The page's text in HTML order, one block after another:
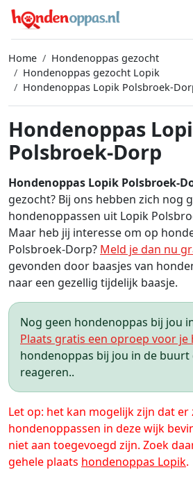
Home
Hondenoppas gezocht
Hondenoppas gezocht Lopik
Hondenoppas Lopik Polsbroek-
Hondenoppas
Polsbroek-Dorp
Hondenoppas Lopik Polsbroek-
gezocht? Bij ons hebben zich nog
hondenoppassen uit Lopik
Maar heb jij interesse om op
Polsbroek-Dorp? Meld je dan nu
gevonden door baasjes van
naar een gezellig tijdelijk baasje.
Nog geen hondenoppas bij jou
Plaats gratis een oproep voor je
hondenoppas bij jou in de buurt
reageren..
Let op: het kan mogelijk zijn dat er
hondenoppassen in deze wijk
niet aan toegevoegd zijn. Zoek
gehele plaats hondenoppas Lopik.